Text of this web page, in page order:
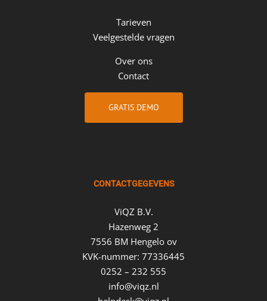
Tarieven
Veelgestelde vragen
Over ons
Contact
GRATIS DEMO
CONTACTGEGEVENS
ViQZ B.V.
Hazenweg 2
7556 BM Hengelo ov
KVK-nummer: 77336445
0252 – 232 555
info@viqz.nl